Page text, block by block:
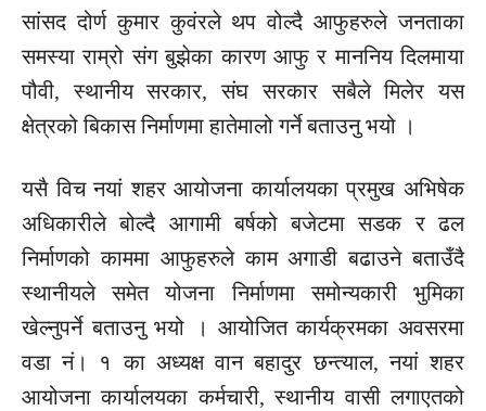
सांसद दोर्ण कुमार कुवंरले थप वोल्दै आफुहरुले जनताका
समस्या राम्रो संग बुझेका कारण आफु र माननिय दिलमाया
पौवी, स्थानीय सरकार, संघ सरकार सबैले मिलेर यस
क्षेत्रको बिकास निर्माणमा हातेमालो गर्ने बताउनु भयो ।
यसै विच नयां शहर आयोजना कार्यालयका प्रमुख अभिषेक
अधिकारीले बोल्दै आगामी बर्षको बजेटमा सडक र ढल
निर्माणको काममा आफुहरुले काम अगाडी बढाउने बताउँदै
स्थानीयले समेत योजना निर्माणमा समोन्यकारी भुमिका
खेल्नुपर्ने बताउनु भयो । आयोजित कार्यक्रमका अवसरमा
वडा नं। १ का अध्यक्ष वान बहादुर छन्त्याल, नयां शहर
आयोजना कार्यालयका कर्मचारी, स्थानीय वासी लगाएतको